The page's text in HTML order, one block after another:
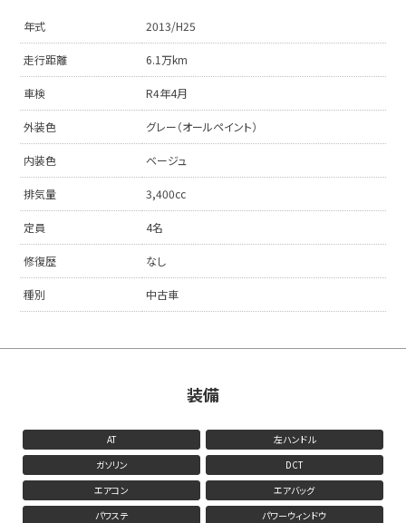
年式 2013/H25
走行距離 6.1万km
車検 R4年4月
外装色 グレー（オールペイント）
内装色 ベージュ
排気量 3,400cc
定員 4名
修復歴 なし
種別 中古車
装備
AT
左ハンドル
ガソリン
DCT
エアコン
エアバッグ
パワステ
パワーウィンドウ